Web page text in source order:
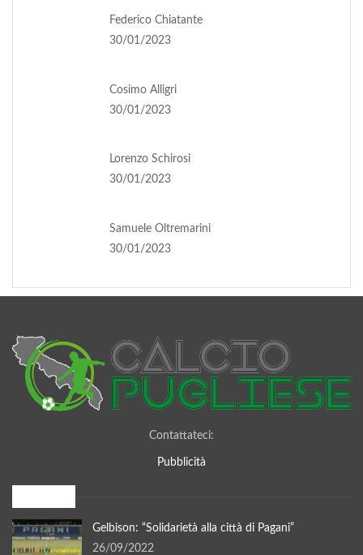
Federico Chiatante
30/01/2023
Cosimo Alligri
30/01/2023
Lorenzo Schirosi
30/01/2023
Samuele Oltremarini
30/01/2023
Contattateci:
Pubblicità
Gelbison: “Solidarietà alla città di Pagani”
26/09/2022